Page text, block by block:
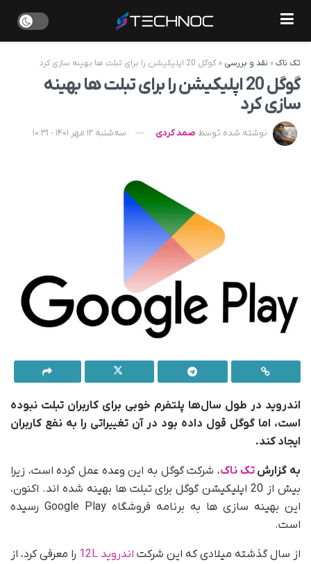
تک ناک» نقد و بررسی » گوگل 20 اپلیکیشن را برای تبلت ها بهینه سازی کرد
گوگل 20 اپلیکیشن را برای تبلت ها بهینه
سازی کرد
نوشته شده توسط صمد کردی سه‌شنبه 12 مهر 1401 - 10:31
اندروید در طول سال‌ها پلتفرم خوبی برای کاربران تبلت نبوده
است، اما گوگل قول داده بود در آن تغییراتی را به نفع کاربران
ایجاد کند.
به گزارشتک ناک، شرکت گوگل به این وعده عمل کرده است، زیرا
بیش از 20 اپلیکیشن گوگل برای تبلت ها بهینه شده اند. اکنون،
این بهینه سازی ها به برنامه فروشگاه Google Play رسیده
است.
از سال گذشته میلادی که این شرکت اندروید 12L
را معرفی کرد، از